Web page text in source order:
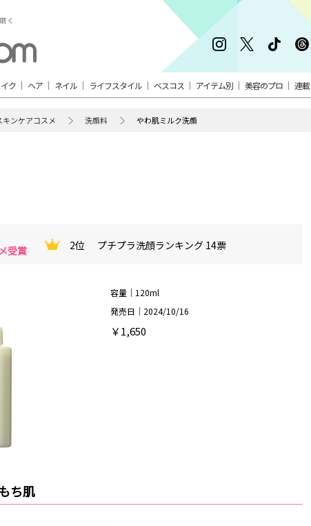
イク ヘア ネイル ライフスタイル ベスコス アイテム別 美容のプロ 連載
キンケアコスメ 洗顔料 やわ肌ミルク洗顔
受賞
2位 プチプラ洗顔ランキング 14票
容量｜120ml
発売日｜2024/10/16
￥1,650
ち肌